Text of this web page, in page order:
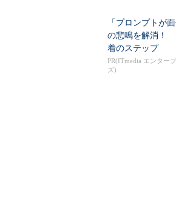
「プロンプトが面
の悲鳴を解消！
着のステップ
PR(ITmedia エンター
ズ)